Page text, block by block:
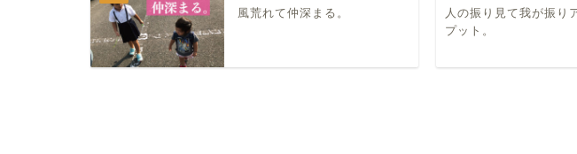
風荒れて仲深まる。
人の振り見て我が振り
プット。